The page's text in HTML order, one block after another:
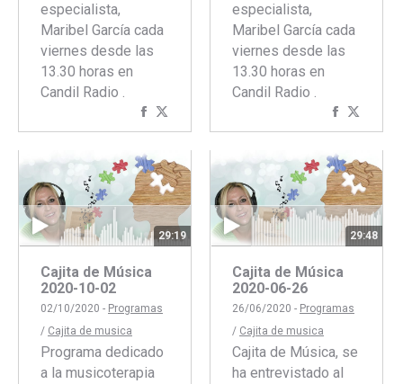
especialista,
Maribel García cada
viernes desde las
13.30 horas en
Candil Radio .
Compartir
con
Facebook
con
Twitter
especialista,
Maribel García cada
viernes desde las
13.30 horas en
Candil Radio .
Compartir
concon
29:19
Cajita de Música
2020-10-02
02/10/2020 - Programas
/ Cajita de musica
Programa dedicado
a la musicoterapia
29:48
Cajita de Música
2020-06-26
26/06/2020 - Programas
/ Cajita de musica
Cajita de Música, se
ha entrevistado al